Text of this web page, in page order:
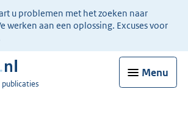
u problemen met het zoeken naar
werken aan een oplossing. Excuses voor
Menu